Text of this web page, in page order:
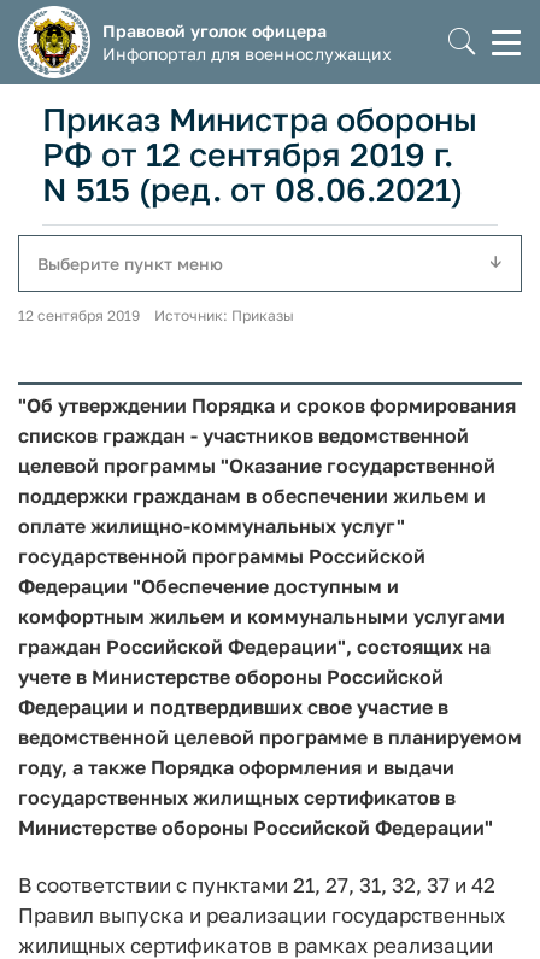
Правовой уголок офицера
Инфопортал для военнослужащих
Приказ Министра обороны
РФ от 12 сентября 2019 г.
N 515 (ред. от 08.06.2021)
Выберите пункт меню
12 сентября 2019 Источник: Приказы
"Об утверждении Порядка и сроков формирования
списков граждан - участников ведомственной
целевой программы "Оказание государственной
поддержки гражданам в обеспечении жильем и
оплате жилищно-коммунальных услуг"
государственной программы Российской
Федерации "Обеспечение доступным и
комфортным жильем и коммунальными услугами
граждан Российской Федерации", состоящих на
учете в Министерстве обороны Российской
Федерации и подтвердивших свое участие в
ведомственной целевой программе в планируемом
году, а также Порядка оформления и выдачи
государственных жилищных сертификатов в
Министерстве обороны Российской Федерации"
В соответствии с пунктами 21, 27, 31, 32, 37 и 42
Правил выпуска и реализации государственных
жилищных сертификатов в рамках реализации